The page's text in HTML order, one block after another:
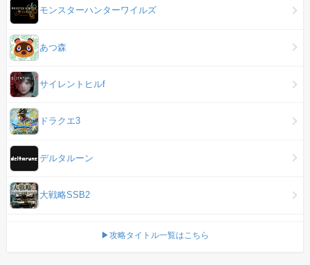
モンスターハンターワイルズ
あつ森
サイレントヒルf
ドラクエ3
デルタルーン
大戦略SSB2
▶攻略タイトル一覧はこちら